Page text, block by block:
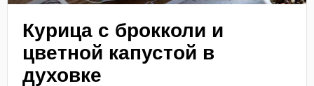
Курица с брокколи и
цветной капустой в
духовке